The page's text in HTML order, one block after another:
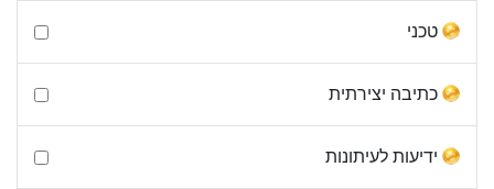
טכני
כתיבה יצירתית
ידיעות לעיתונות